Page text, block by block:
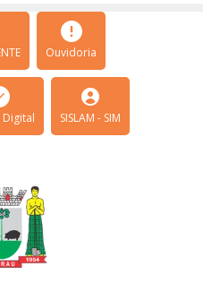
Ouvidoria
SISLAM - SIM